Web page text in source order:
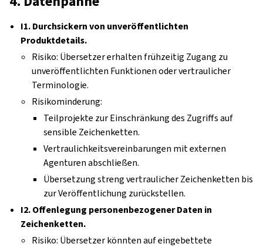
I1. Durchsickern von unveröffentlichten
Produktdetails.
Risiko: Übersetzer erhalten frühzeitig Zugang zu
unveröffentlichten Funktionen oder vertraulicher
Terminologie.
Risikominderung:
Teilprojekte zur Einschränkung des Zugriffs auf
sensible Zeichenketten.
Vertraulichkeitsvereinbarungen mit externen
Agenturen abschließen.
Übersetzung streng vertraulicher Zeichenketten bis
zur Veröffentlichung zurückstellen.
I2. Offenlegung personenbezogener Daten in
Zeichenketten.
Risiko: Übersetzer könnten auf eingebettete